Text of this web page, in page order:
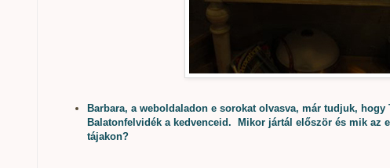
Barbara, a weboldaladon e sorokat olvasva, már tudjuk, hogy
Balatonfelvidék a kedvenceid. Mikor jártál először és mik az
tájakon?